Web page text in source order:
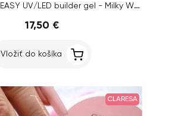
Claresa SOFT&EASY UV/LED builder gel - Milky White, 90g
17,50 €
Vložiť do košíka
CLARESA